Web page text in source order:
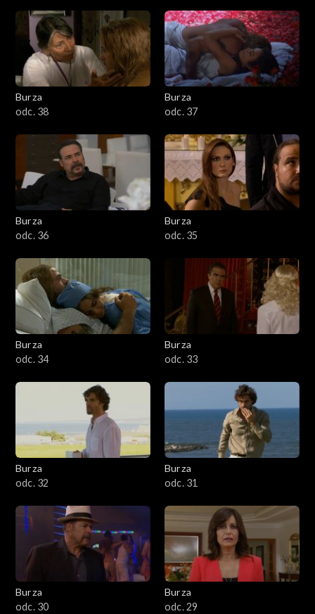
Burza
odc. 38
Burza
odc. 37
Burza
odc. 36
Burza
odc. 35
Burza
odc. 34
Burza
odc. 33
Burza
odc. 32
Burza
odc. 31
Burza
odc. 30
Burza
odc. 29